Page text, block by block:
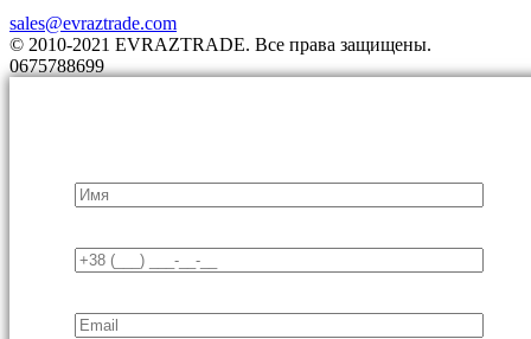
sales@evraztrade.com
© 2010-2021 EVRAZTRADE. Все права защищены.
0675788699